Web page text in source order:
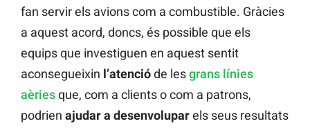
fan servir els avions com a combustible. Gràcies
a aquest acord, doncs, és possible que els
equips que investiguen en aquest sentit
aconsegueixin l’atencióde lesgrans línies
aèriesque, com a clients o com a patrons,
podrien ajudar a desenvoluparels seus resultats